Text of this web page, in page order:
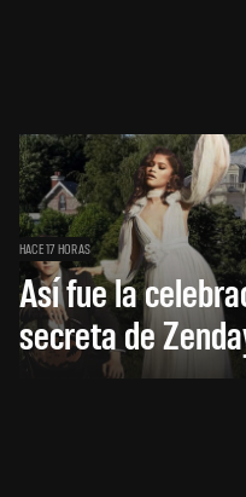
HACE 17 HORAS
Así fue la
secreta de